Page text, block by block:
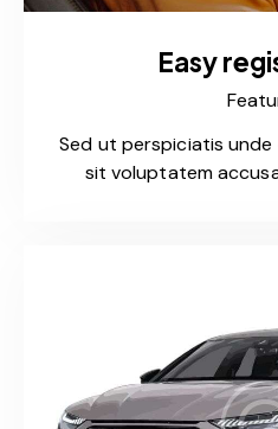
Easy
Sed ut perspiciatis
sit voluptatem